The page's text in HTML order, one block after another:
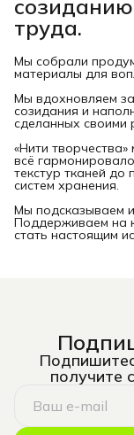
созиданию
труда.
Мы собрали
материалы для
Мы вдохновляем
созидания и
сделанных своими
«Нити
всё
текстур тканей до
систем хранения.
Мы подсказываем
Поддерживаем на
стать настоящим
получите